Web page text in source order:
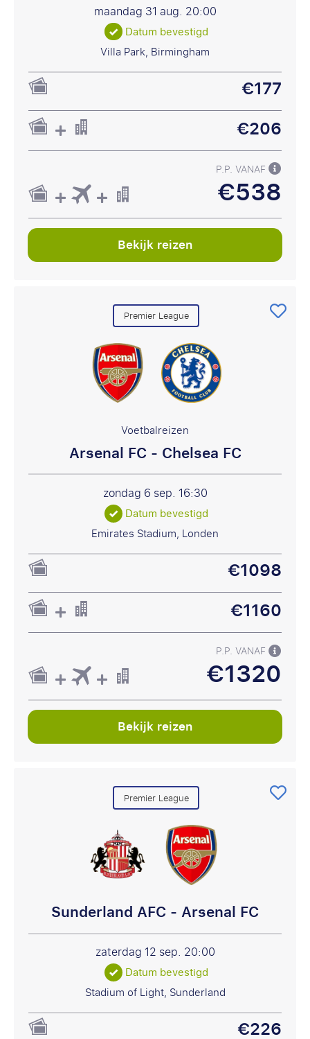
maandag 31 aug. 20:00
Datum bevestigd
Villa Park, Birmingham
€177
€206
P.P. VANAF
€538
Bekijk reizen
Premier League
Voetbalreizen
Arsenal FC - Chelsea FC
zondag 6 sep. 16:30
Datum bevestigd
Emirates Stadium, Londen
€1098
€1160
P.P. VANAF
€1320
Bekijk reizen
Premier League
Sunderland AFC - Arsenal FC
zaterdag 12 sep. 20:00
Datum bevestigd
Stadium of Light, Sunderland
€226